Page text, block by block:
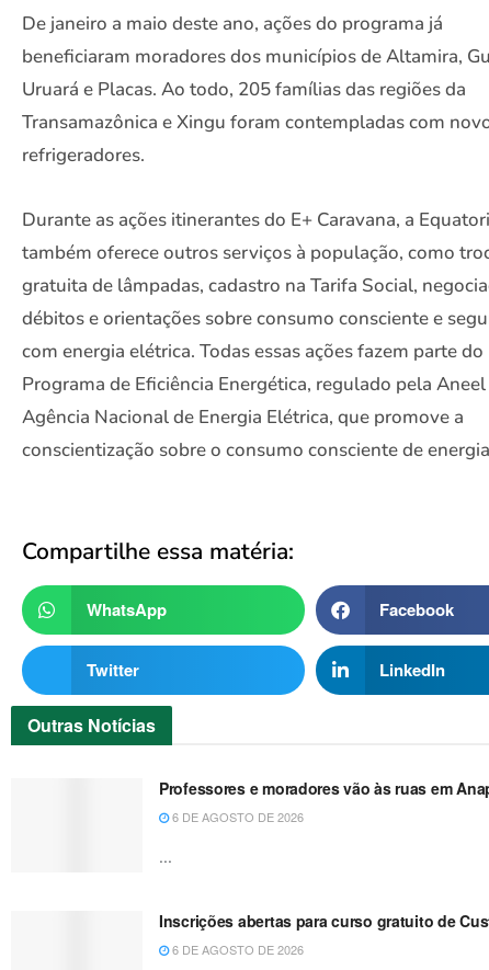
De janeiro a maio deste ano, ações do programa já
beneficiaram moradores dos municípios de Altamira,
Uruará e Placas. Ao todo, 205 famílias das regiões da
Transamazônica e Xingu foram contempladas com
refrigeradores.
Durante as ações itinerantes do E+ Caravana, a
também oferece outros serviços à população, como
gratuita de lâmpadas, cadastro na Tarifa Social,
débitos e orientações sobre consumo consciente e
com energia elétrica. Todas essas ações fazem parte do
Programa de Eficiência Energética, regulado pela Aneel
Agência Nacional de Energia Elétrica, que promove a
conscientização sobre o consumo consciente de
Compartilhe essa matéria:
WhatsApp Facebook
Twitter LinkedIn
Outras Notícias
Professores e moradores vão às ruas em
6 DE AGOSTO DE 2026
...
Inscrições abertas para curso gratuito de
6 DE AGOSTO DE 2026